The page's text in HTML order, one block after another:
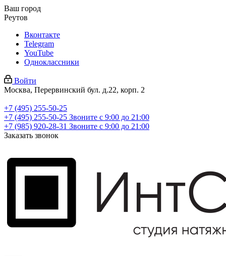
Ваш город
Реутов
Вконтакте
Telegram
YouTube
Одноклассники
Войти
Москва, Перервинский бул. д.22, корп. 2
+7 (495) 255-50-25
+7 (495) 255-50-25 Звоните с 9:00 до 21:00
+7 (985) 920-28-31 Звоните с 9:00 до 21:00
Заказать звонок